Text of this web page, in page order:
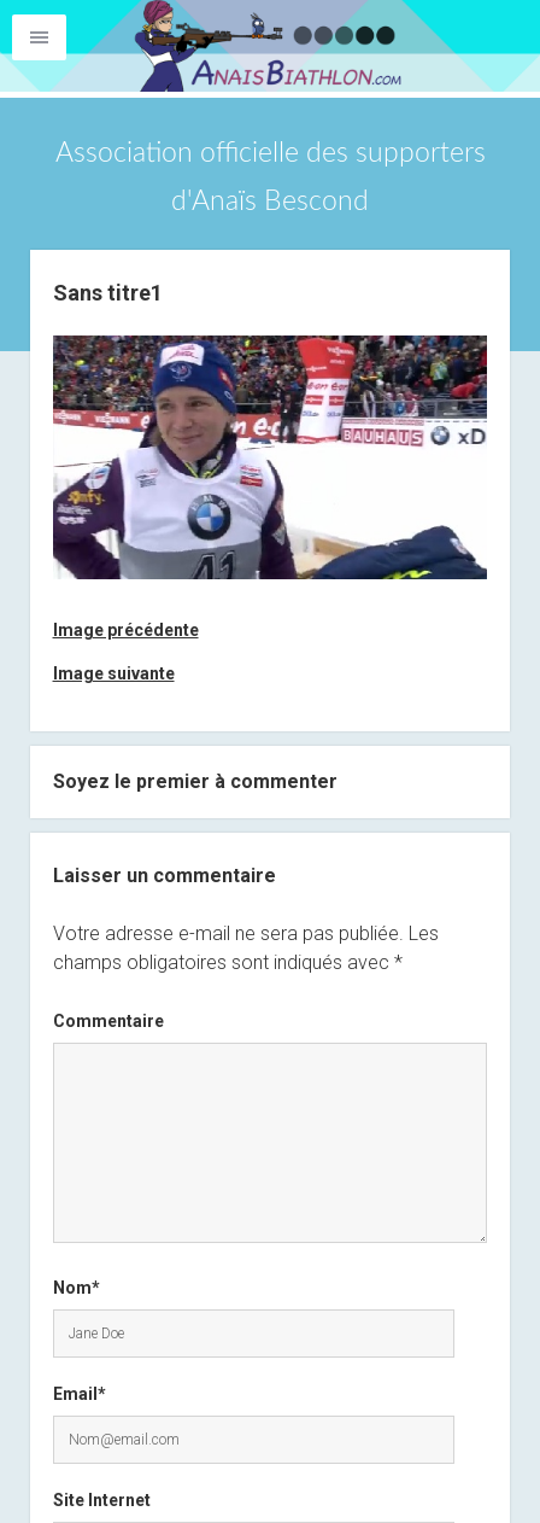
Association officielle des supporters
d'Anaïs Bescond
Sans titre1
Image précédente
Image suivante
Soyez le premier à commenter
Laisser un commentaire
Votre adresse e-mail ne sera pas publiée. Les
champs obligatoires sont indiqués avec *
Commentaire
Nom*
Email*
Site Internet